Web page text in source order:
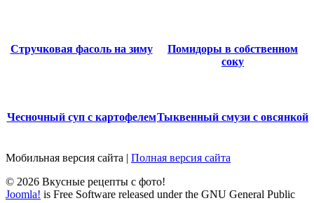
Стручковая фасоль на зиму
Помидоры в собственном
соку
Чесночный суп с картофелемТыквенный смузи с овсянкой
Мобильная версия сайта | Полная версия сайта
© 2026 Вкусные рецепты с фото!
Joomla! is Free Software released under the GNU General Public